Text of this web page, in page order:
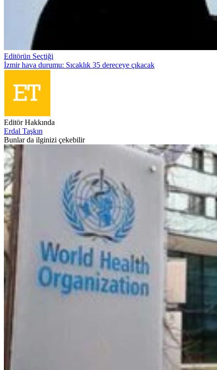
Editörün Seçtiği
İzmir hava durumu: Sıcaklık 35 dereceye çıkacak
Editör Hakkında
Erdal Taşkın
Bunlar da ilginizi çekebilir